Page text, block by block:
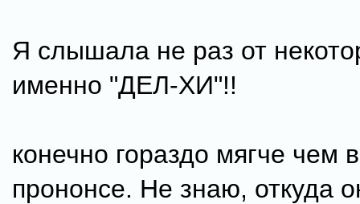
Я слышала не раз от
именно "ДЕЛ-ХИ"!!
конечно гораздо мягче чем
прононсе. Не знаю, откуда